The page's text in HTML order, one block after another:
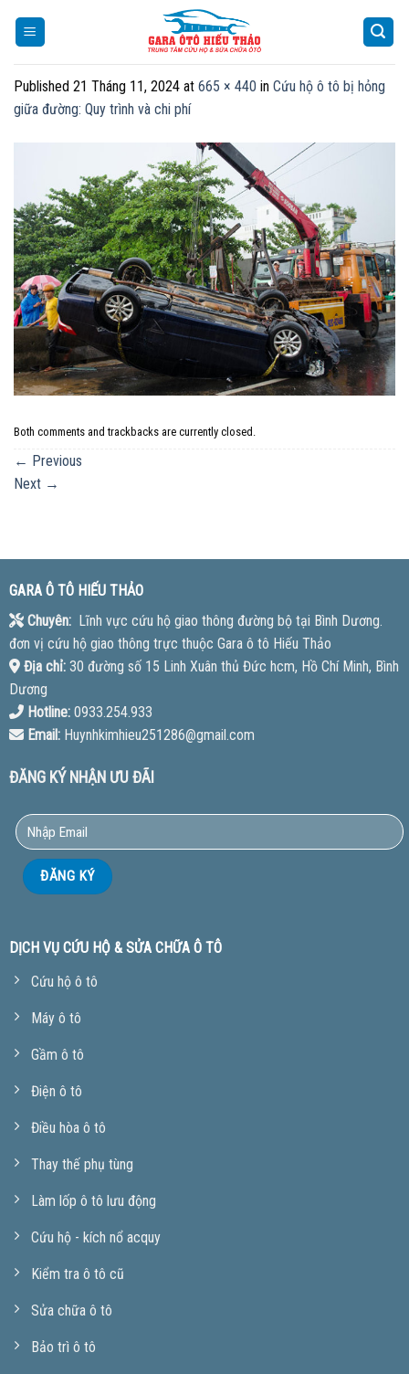
Published 21 Tháng 11, 2024 at 665 × 440 in Cứu hộ ô tô bị hỏng
giữa đường: Quy trình và chi phí
Both comments and trackbacks are currently closed.
← Previous
Next →
GARA Ô TÔ HIẾU THẢO
Chuyên:Lĩnh vực cứu hộ giao thông đường bộ tại Bình Dương.
đơn vị cứu hộ giao thông trực thuộc Gara ô tô Hiếu Thảo
Địa chỉ:30 đường số 15 Linh Xuân thủ Đức hcm, Hồ Chí Minh, Bình
Dương
Hotline:0933.254.933
Email:Huynhkimhieu251286@gmail.com
ĐĂNG KÝ NHẬN ƯU ĐÃI
DỊCH VỤ CỨU HỘ & SỬA CHỮA Ô TÔ
Cứu hộ ô tô
Máy ô tô
Gầm ô tô
Điện ô tô
Điều hòa ô tô
Thay thế phụ tùng
Làm lốp ô tô lưu động
Cứu hộ - kích nổ acquy
Kiểm tra ô tô cũ
Sửa chữa ô tô
Bảo trì ô tô